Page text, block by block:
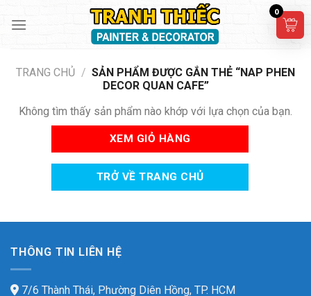
TRANG CHỦ / SẢN PHẨM ĐƯỢC GẮN THẺ “NAP PHEN
DECOR QUAN CAFE”
Không tìm thấy sản phẩm nào khớp với lựa chọn của bạn.
XEM GIỎ HÀNG
TRỞ VỀ TRANG CHỦ
THÔNG TIN LIÊN HỆ
7/6 Thành Thái, Phường Diên Hồng, TP. HCM
0